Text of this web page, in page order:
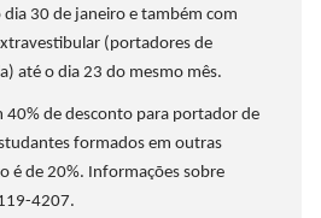
30 de janeiro e também com
(portadores de
até o dia 23 do mesmo mês.
40% de desconto para portador de
formados em outras
é de 20%. Informações sobre
4207.